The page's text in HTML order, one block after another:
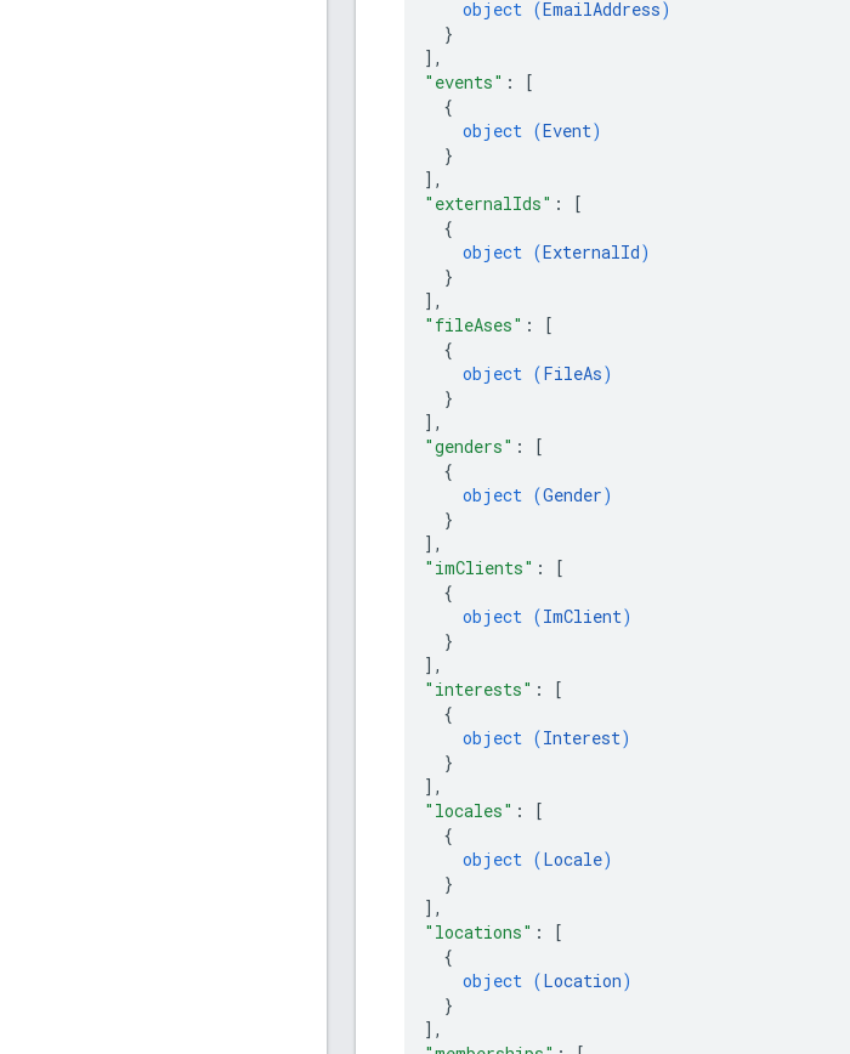
object (EmailAddress)
}
] ,
"events" :
[
{
object (Event)
}
] ,
"externalIds" :
[
{
object (ExternalId)
}
] ,
"fileAses" :
[
{
object (FileAs)
}
] ,
"genders" :
[
{
object (Gender)
}
] ,
"imClients" :
[
{
object (ImClient)
}
] ,
"interests" :
[
{
object (Interest)
}
] ,
"locales" :
[
{
object (Locale)
}
] ,
"locations" :
[
{
object (Location)
}
] ,